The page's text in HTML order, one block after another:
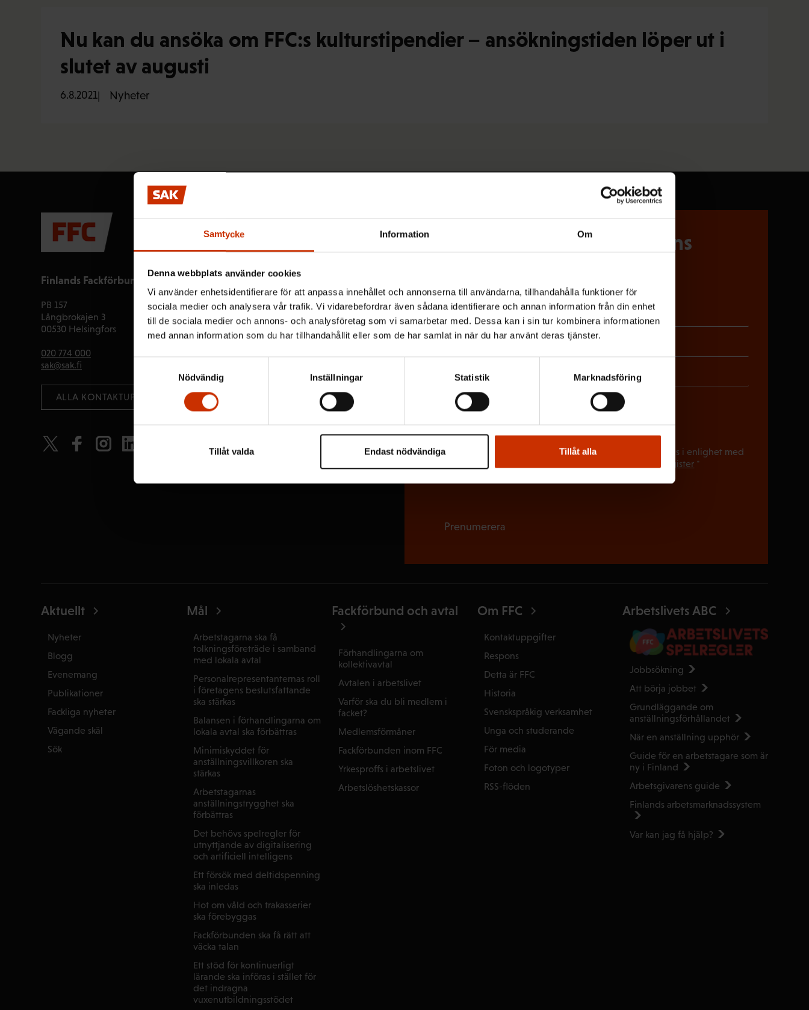
Samtycke Information Om
Denna webbplats använder cookies
Vi använder enhetsidentifierare för att anpassa innehållet och annonserna till användarna, tillhandahålla funktioner för
sociala medier och analysera vår trafik. Vi vidarebefordrar även sådana identifierare och annan information från din enhet
till de sociala medier och annons- och analysföretag som vi samarbetar med. Dessa kan i sin tur kombinera informationen
med annan information som du har tillhandahållit eller som de har samlat in när du har använt deras tjänster.
Nödvändig
Inställningar Statistik Marknadsföring
Endast nödvändiga
Tillåt valda Tillåt alla
Nu kan du ansöka om FFC:s kulturstipendier – ansökningstiden löper ut i
slutet av augusti
6.8.2021 Nyheter
Finlands Fackförbunds Centralorganisation FFC
PB 157
Långbrokajen 3
00530 Helsingfors
020 774 000
sak@sak.fi
ALLA KONTAKTUPPGIFTER
Prenumerera på Löntagarens
Förnamn (Obligatoriskt)
(Obligatoriskt)
E-postadress
(Obligatoriskt)
På vilket språk vill du ha nyhetsbrevet?
Jag godkänner att mina uppgifter sparas och behandlas i enlighet med
FFC:s kommunikationsregister *
Prenumerera
Aktuellt
Nyheter
Blogg
Evenemang
Publikationer
Fackliga nyheter
Vägande skäl
Sök
Mål
Arbetstagarna ska få
tolkningsföreträde i samband
med lokala avtal
Personalrepresentanternas roll
i företagens beslutsfattande
ska stärkas
Balansen i förhandlingarna om
lokala avtal ska förbättras
Minimiskyddet för
anställningsvillkoren ska
stärkas
Arbetstagarnas
anställningstrygghet ska
förbättras
Det behövs spelregler för
utnyttjande av digitalisering
och artificiell intelligens
Ett försök med deltidspenning
ska inledas
Hot om våld och trakasserier
ska förebyggas
Fackförbunden ska få rätt att
väcka talan
Ett stöd för kontinuerligt
lärande ska införas i stället för
det indragna
vuxenutbildningsstödet
Fackförbund och avtal
Förhandlingarna om
kollektivavtal
Avtalen i arbetslivet
Varför ska du bli medlem i
facket?
Medlemsförmåner
Fackförbunden inom FFC
Yrkesproffs i arbetslivet
Arbetslöshetskassor
Om FFC
Kontaktuppgifter
Respons
Detta är FFC
Historia
Svenskspråkig verksamhet
Unga och studerande
För media
Foton och logotyper
RSS-flöden
Arbetslivets ABC
Jobbsökning
Att börja jobbet
Grundläggande om
anställnings­förhållandet
När en anställning upphör
Guide för en arbetstagare som är
ny i Finland
Arbetsgivarens guide
Finlands arbetsmarknads­system
Var kan jag få hjälp?